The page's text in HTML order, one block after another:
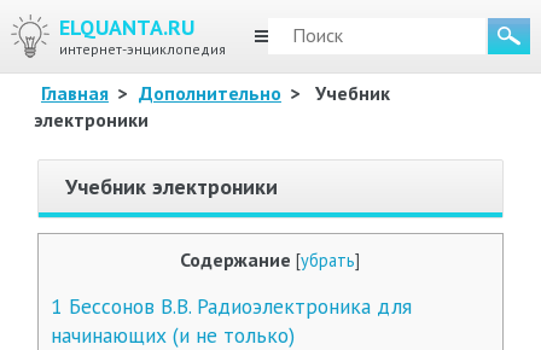
ELQUANTA.RU
интернет-энциклопедия
МЕНЮ
Главная > Дополнительно >
Учебник
электроники
Учебник электроники
Содержание [убрать]
1 Бессонов В.В. Радиоэлектроника для
начинающих (и не только)